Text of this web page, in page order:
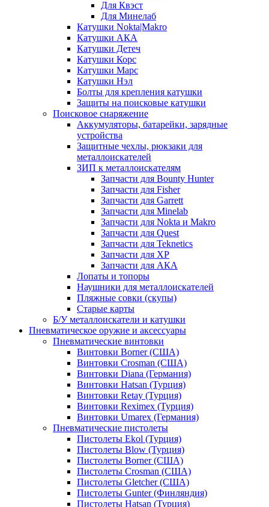
Для Квэст
Для Минелаб
Катушки Nokta|Makro
Катушки АКА
Катушки Детеч
Катушки Корс
Катушки Марс
Катушки Нэл
Болты для крепления катушки
Защиты на поисковые катушки
Поисковое снаряжение
Аккумуляторы, батарейки, зарядные
устройства
Защитные чехлы, рюкзаки для
металлоискателей
ЗИП к металлоискателям
Запчасти для Bounty Hunter
Запчасти для Fisher
Запчасти для Garrett
Запчасти для Minelab
Запчасти для Nokta и Makro
Запчасти для Quest
Запчасти для Teknetics
Запчасти для XP
Запчасти для АКА
Лопаты и топоры
Наушники для металлоискателей
Пляжные совки (скупы)
Старые карты
Б/У металлоискатели и катушки
Пневматическое оружие и аксессуары
Пневматические винтовки
Винтовки Borner (США)
Винтовки Crosman (США)
Винтовки Diana (Германия)
Винтовки Hatsan (Турция)
Винтовки Retay (Турция)
Винтовки Reximex (Турция)
Винтовки Umarex (Германия)
Пневматические пистолеты
Пистолеты Ekol (Турция)
Пистолеты Blow (Турция)
Пистолеты Borner (США)
Пистолеты Crosman (США)
Пистолеты Gletcher (США)
Пистолеты Gunter (Финляндия)
Пистолеты Hatsan (Турция)